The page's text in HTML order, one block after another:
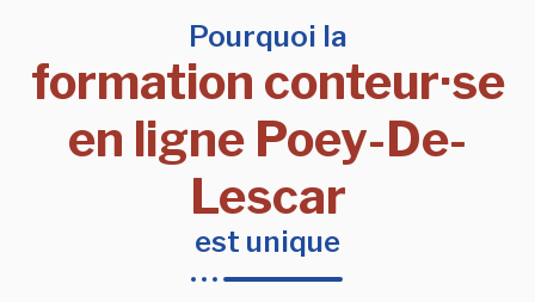
Pourquoi la
formation conteur·se
en ligne Poey-De-
Lescar
est unique